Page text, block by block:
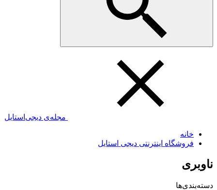
مجله‌ی دیجی‌استایل
خانه
فروشگاه اینترنتی دیجی استایل
ناوبری
دسته‌بندی‌ها